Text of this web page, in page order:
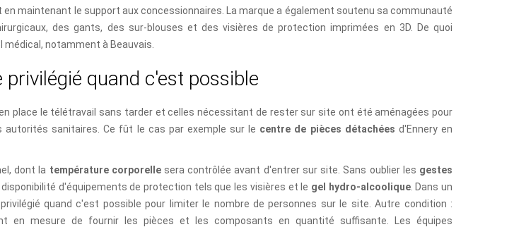
maintenant le support aux concessionnaires. La marque a également soutenu sa communauté
des gants, des sur-blouses et des visières de protection imprimées en 3D. De quoi
notamment à Beauvais.
privilégié quand c'est possible
place le télétravail sans tarder et celles nécessitant de rester sur site ont été aménagées pour
autorités sanitaires. Ce fût le cas par exemple sur le centre de pièces détachées d'Ennery en
dont la température corporellesera contrôlée avant d'entrer sur site. Sans oublier les gestes
d'équipements de protection tels que les visières et le gel hydro-alcoolique. Dans un
quand c'est possible pour limiter le nombre de personnes sur le site. Autre condition :
en mesure de fournir les pièces et les composants en quantité suffisante. Les équipes